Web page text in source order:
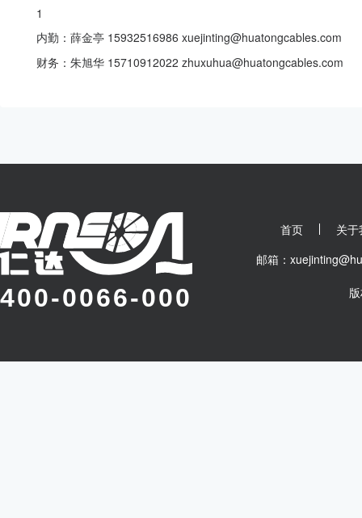
1
内勤：薛金亭 15932516986 xuejinting@huatongcables.com
财务：朱旭华 15710912022 zhuxuhua@huatongcables.com
400-0066-000
首页
关
邮箱：